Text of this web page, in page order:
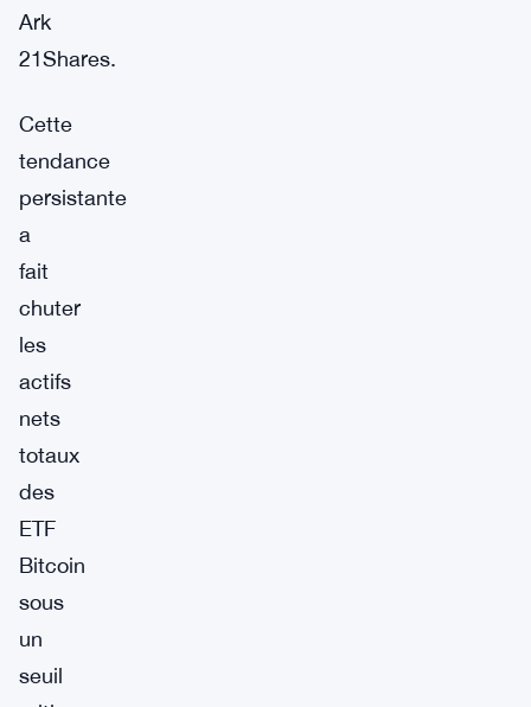
Ark
21Shares.
Cette
tendance
persistante
a
fait
chuter
les
actifs
nets
totaux
des
ETF
Bitcoin
sous
un
seuil